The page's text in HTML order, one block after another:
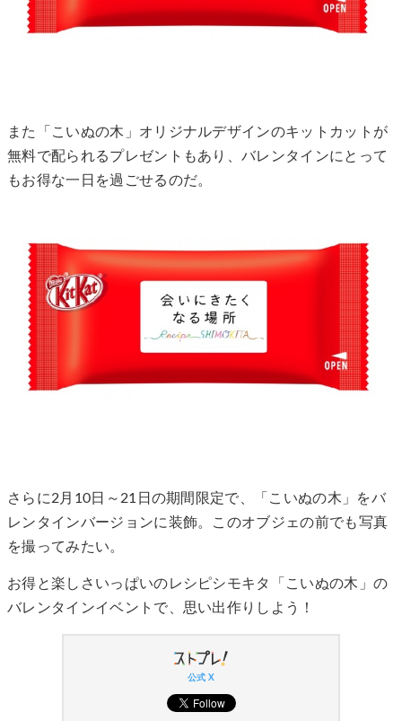
また「こいぬの木」オリジナルデザインのキットカットが
無料で配られるプレゼントもあり、バレンタインにとって
もお得な一日を過ごせるのだ。
さらに2月10日～21日の期間限定で、「こいぬの木」をバ
レンタインバージョンに装飾。このオブジェの前でも写真
を撮ってみたい。
お得と楽しさいっぱいのレシピシモキタ「こいぬの木」の
バレンタインイベントで、思い出作りしよう！
公式 X